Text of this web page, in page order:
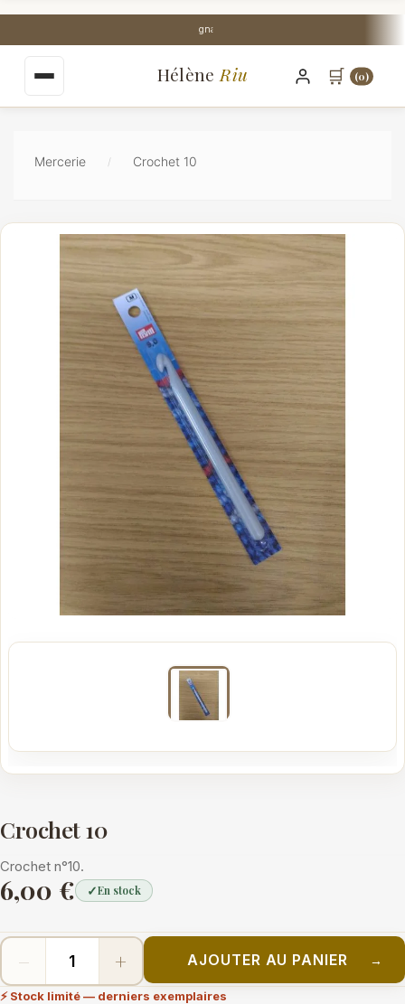
principal
Stock Perpignan centre-ville
🛒 (0)
Hélène Riu
Mercerie Crochet 10
Crochet 10
Crochet n°10.
6,00 € ✓En stock
− + AJOUTER AU PANIER →
⚡ Stock limité — derniers exemplaires